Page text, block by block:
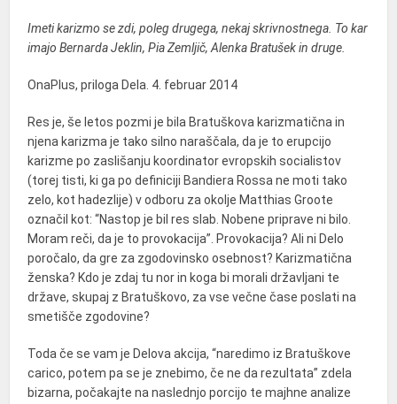
Imeti karizmo se zdi, poleg drugega, nekaj skrivnostnega. To kar
imajo Bernarda Jeklin, Pia Zemljič, Alenka Bratušek in druge.
OnaPlus, priloga Dela. 4. februar 2014
Res je, še letos pozmi je bila Bratuškova karizmatična in
njena karizma je tako silno naraščala, da je to erupcijo
karizme po zaslišanju koordinator evropskih socialistov
(torej tisti, ki ga po definiciji Bandiera Rossa ne moti tako
zelo, kot hadezlije) v odboru za okolje Matthias Groote
označil kot: “Nastop je bil res slab. Nobene priprave ni bilo.
Moram reči, da je to provokacija”. Provokacija? Ali ni Delo
poročalo, da gre za zgodovinsko osebnost? Karizmatična
ženska? Kdo je zdaj tu nor in koga bi morali državljani te
države, skupaj z Bratuškovo, za vse večne čase poslati na
smetišče zgodovine?
Toda če se vam je Delova akcija, “naredimo iz Bratuškove
carico, potem pa se je znebimo, če ne da rezultata” zdela
bizarna, počakajte na naslednjo porcijo te majhne analize